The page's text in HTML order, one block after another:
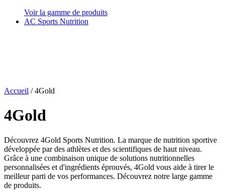
Voir la gamme de produits
AC Sports Nutrition
Accueil / 4Gold
4Gold
Découvrez 4Gold Sports Nutrition. La marque de nutrition sportive
développée par des athlètes et des scientifiques de haut niveau.
Grâce à une combinaison unique de solutions nutritionnelles
personnalisées et d'ingrédients éprouvés, 4Gold vous aide à tirer le
meilleur parti de vos performances. Découvrez notre large gamme
de produits.